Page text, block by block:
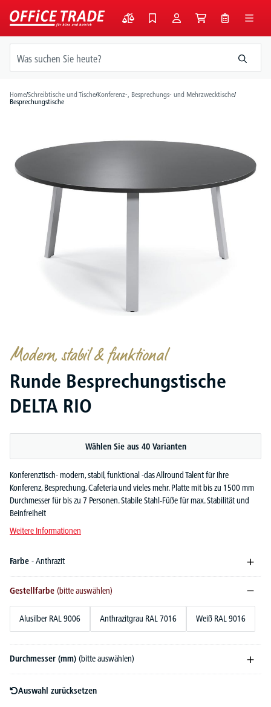
springen
Home/Schreibtische und Tische/Konferenz-, Besprechungs- und Mehrzwecktische/
Besprechungstische
Modern, stabil & funktional
Runde Besprechungstische
DELTA RIO
Wählen Sie aus 40 Varianten
Konferenztisch- modern, stabil, funktional -das Allround Talent für Ihre
Konferenz, Besprechung, Cafeteria und vieles mehr. Platte mit bis zu 1500 mm
Durchmesser für bis zu 7 Personen. Stabile Stahl-Füße für max. Stabilität und
Beinfreiheit
Weitere Informationen
Farbe - Anthrazit
Gestellfarbe (bitte auswählen)
Alusilber RAL 9006 Anthrazitgrau RAL 7016 Weiß RAL 9016
Durchmesser (mm) (bitte auswählen)
Auswahl zurücksetzen